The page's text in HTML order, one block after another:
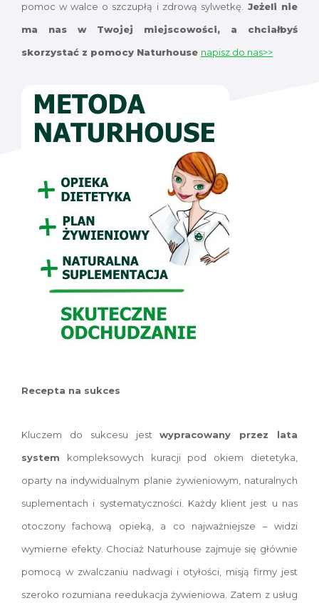
pomoc w walce o szczupłą i zdrową sylwetkę. Jeżeli nie
ma nas w Twojej miejscowości, a chciałbyś
skorzystać z pomocy Naturhouse napisz do nas>>
Recepta na sukces
Kluczem do sukcesu jestwypracowany przez lata
system kompleksowych kuracji pod okiem dietetyka,
oparty na indywidualnym planie żywieniowym, naturalnych
suplementach i systematyczności. Każdy klient jest u nas
otoczony fachową opieką, a co najważniejsze – widzi
wymierne efekty. Chociaż Naturhouse zajmuje się głównie
pomocą w zwalczaniu nadwagi i otyłości, misją firmy jest
szeroko rozumiana reedukacja żywieniowa. Zatem z usług